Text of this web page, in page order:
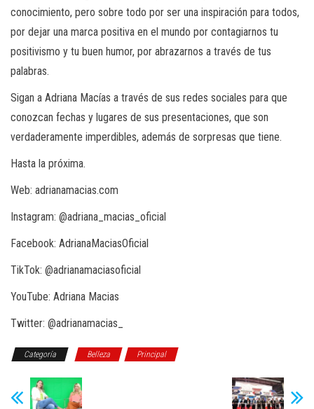
conocimiento, pero sobre todo por ser una inspiración para todos,
por dejar una marca positiva en el mundo por contagiarnos tu
positivismo y tu buen humor, por abrazarnos a través de tus
palabras.
Sigan a Adriana Macías a través de sus redes sociales para que
conozcan fechas y lugares de sus presentaciones, que son
verdaderamente imperdibles, además de sorpresas que tiene.
Hasta la próxima.
Web: adrianamacias.com
Instagram: @adriana_macias_oficial
Facebook: AdrianaMaciasOficial
TikTok: @adrianamaciasoficial
YouTube: Adriana Macias
Twitter: @adrianamacias_
Categoría Belleza Principal